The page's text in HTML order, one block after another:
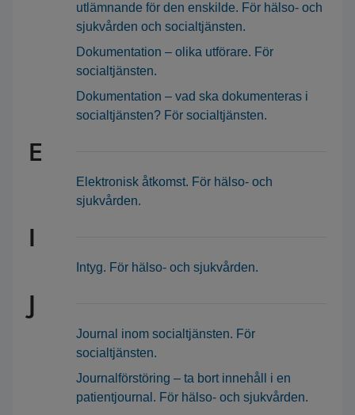
utlämnande för den enskilde. För hälso- och
sjukvården och socialtjänsten.
Dokumentation – olika utförare. För
socialtjänsten.
Dokumentation – vad ska dokumenteras i
socialtjänsten? För socialtjänsten.
E
Elektronisk åtkomst. För hälso- och
sjukvården.
I
Intyg. För hälso- och sjukvården.
J
Journal inom socialtjänsten. För
socialtjänsten.
Journalförstöring – ta bort innehåll i en
patientjournal. För hälso- och sjukvården.